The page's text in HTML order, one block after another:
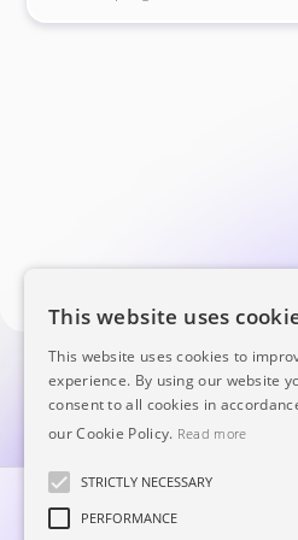
This website uses
This website uses cookies to
experience. By using our website
consent to all cookies in
our Cookie Policy. Read more
STRICTLY NECESSARY
PERFORMANCE